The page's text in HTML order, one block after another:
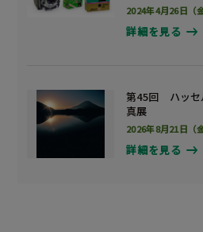
2024年4月26日（
詳細を見る
第45回 ハッセ
真展
2026年8月21日（
詳細を見る